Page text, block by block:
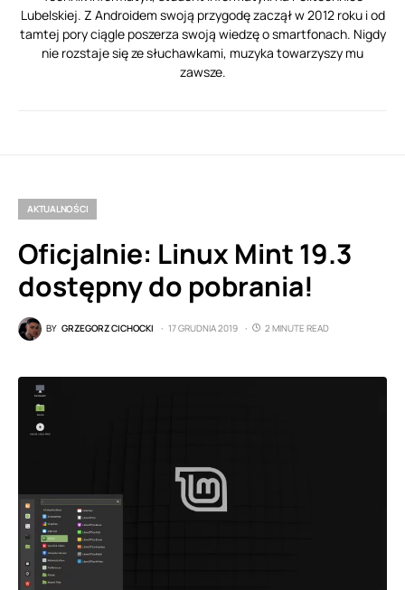
Lubelskiej. Z Androidem swoją przygodę zaczął w 2012 roku i od
tamtej pory ciągle poszerza swoją wiedzę o smartfonach. Nigdy
nie rozstaje się ze słuchawkami, muzyka towarzyszy mu
zawsze.
AKTUALNOŚCI
Oficjalnie: Linux Mint 19.3
dostępny do pobrania!
BY GRZEGORZ CICHOCKI 17 GRUDNIA 2019 2 MINUTE READ